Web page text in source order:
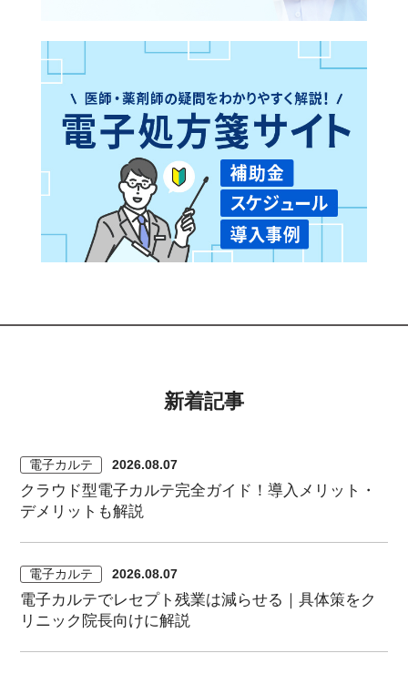
新着記事
電子カルテ 2026.08.07
クラウド型電子カルテ完全ガイド！導入メリット・
デメリットも解説
電子カルテ 2026.08.07
電子カルテでレセプト残業は減らせる｜具体策をク
リニック院長向けに解説